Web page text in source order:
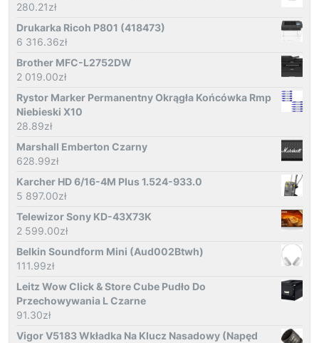
280.21zł
Drukarka Ricoh P801 (418473)
6 316.36zł
Brother MFC-L2752DW
2 019.00zł
Rystor Marker Permanentny Okrągła Końcówka Rmp
Niebieski X10
28.89zł
Marshall Emberton Czarny
628.99zł
Karcher HD 6/16-4M Plus 1.524-933.0
5 897.00zł
Telewizor Sony KD-43X73K
2 599.00zł
Belkin Soundform Mini (Aud002Btwh)
111.99zł
Leitz Wow Click & Store Cube Pudło Do
Przechowywania L Czarne
91.30zł
Vigor V5183 Wkładka Na Klucz Nasadowy (Napęd